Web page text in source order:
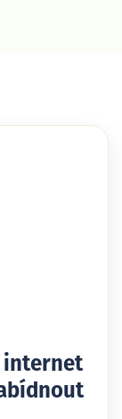
internet